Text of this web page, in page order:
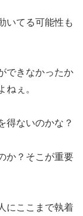
いてる可能性も
できなかったか
ねぇ。
得ないのかな？
か？そこが重要
にここまで執着